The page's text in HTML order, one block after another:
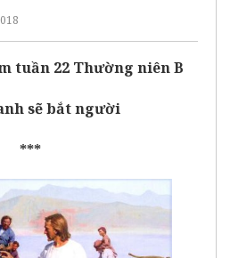
tuần 22 Thường niên B
sẽ bắt người
***